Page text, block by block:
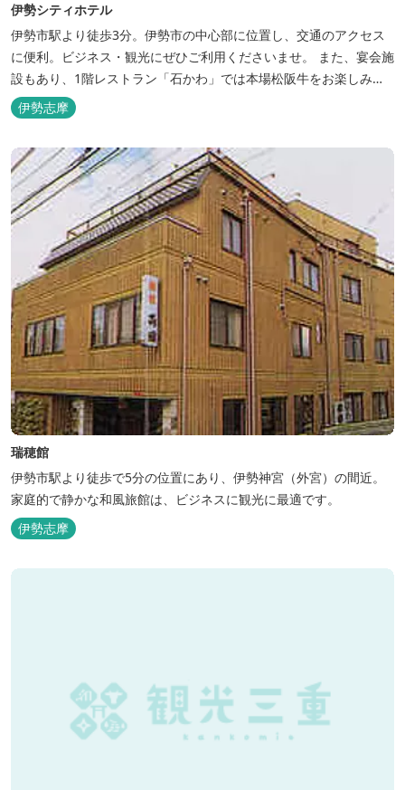
伊勢シティホテル
伊勢市駅より徒歩3分。伊勢市の中心部に位置し、交通のアクセス
に便利。ビジネス・観光にぜひご利用くださいませ。 また、宴会施
設もあり、1階レストラン「石かわ」では本場松阪牛をお楽しみい
ただけます。
伊勢志摩
瑞穂館
伊勢市駅より徒歩で5分の位置にあり、伊勢神宮（外宮）の間近。
家庭的で静かな和風旅館は、ビジネスに観光に最適です。
伊勢志摩